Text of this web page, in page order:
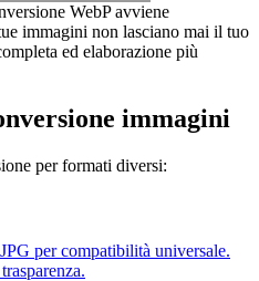
WebP avviene
immagini non lasciano mai il tuo
ed elaborazione più
immagini
per formati diversi:
per compatibilità universale.